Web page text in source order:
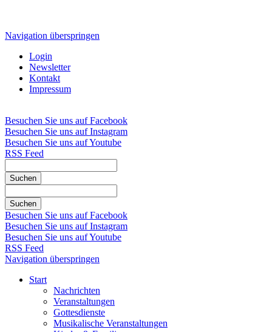
Navigation überspringen
Login
Newsletter
Kontakt
Impressum
Besuchen Sie uns auf Facebook
Besuchen Sie uns auf Instagram
Besuchen Sie uns auf Youtube
RSS Feed
Suchen
Suchen
Besuchen Sie uns auf Facebook
Besuchen Sie uns auf Instagram
Besuchen Sie uns auf Youtube
RSS Feed
Navigation überspringen
Start
Nachrichten
Veranstaltungen
Gottesdienste
Musikalische Veranstaltungen